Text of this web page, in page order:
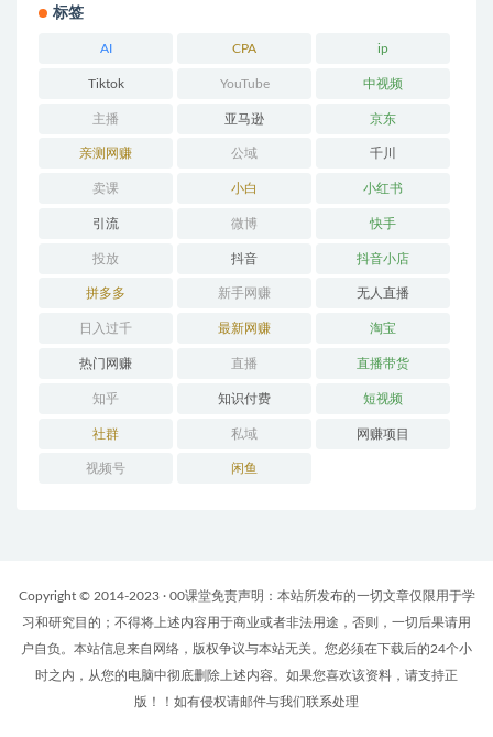
标签
AI CPA ip
Tiktok YouTube 中视频
主播 亚马逊 京东
亲测网赚 公域 千川
卖课 小白 小红书
引流 微博 快手
投放 抖音 抖音小店
拼多多 新手网赚 无人直播
日入过千 最新网赚 淘宝
热门网赚 直播 直播带货
知乎 知识付费 短视频
社群 私域 网赚项目
视频号 闲鱼
Copyright © 2014-2023 · 00课堂免责声明：本站所发布的一切文章仅限用于学
习和研究目的；不得将上述内容用于商业或者非法用途，否则，一切后果请用
户自负。本站信息来自网络，版权争议与本站无关。您必须在下载后的24个小
时之内，从您的电脑中彻底删除上述内容。如果您喜欢该资料，请支持正
版！！如有侵权请邮件与我们联系处理